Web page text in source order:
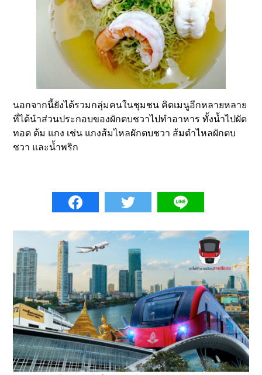
นอกจากนี้ยังได้รวมกลุ่มคนในชุมชน คิดเมนูอีกหลายหลาย
ที่ได้นำส่วนประกอบของผักตบชวาไปทำอาหาร ทั้งน้ำไปผัด
ทอด ต้ม แกง เช่น แกงส้มไหลผักตบชวา ส้มตำไหลผักตบ
ชวา และน้ำพริก